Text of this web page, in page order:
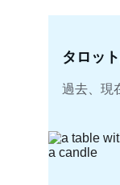
タロッ
過去、現